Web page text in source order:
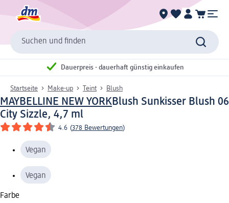
Suchen und finden
Dauerpreis - dauerhaft günstig einkaufen
Startseite Make-up Teint Blush
MAYBELLINE NEW YORKBlush Sunkisser Blush 06
City Sizzle, 4,7 ml
4.6 (378 Bewertungen)
Vegan
Vegan
Farbe